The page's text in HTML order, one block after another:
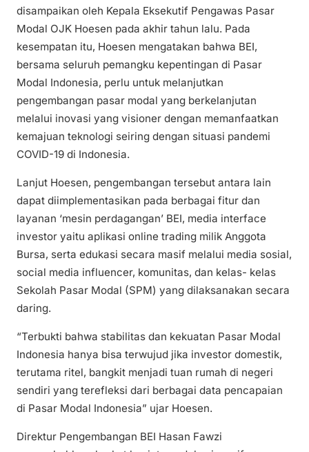
disampaikan oleh Kepala Eksekutif Pengawas Pasar
Modal OJK Hoesen pada akhir tahun lalu. Pada
kesempatan itu, Hoesen mengatakan bahwa BEI,
bersama seluruh pemangku kepentingan di Pasar
Modal Indonesia, perlu untuk melanjutkan
pengembangan pasar modal yang berkelanjutan
melalui inovasi yang visioner dengan memanfaatkan
kemajuan teknologi seiring dengan situasi pandemi
COVID-19 di Indonesia.
Lanjut Hoesen, pengembangan tersebut antara lain
dapat diimplementasikan pada berbagai fitur dan
layanan ‘mesin perdagangan’ BEI, media interface
investor yaitu aplikasi online trading milik Anggota
Bursa, serta edukasi secara masif melalui media sosial,
social media influencer, komunitas, dan kelas- kelas
Sekolah Pasar Modal (SPM) yang dilaksanakan secara
daring.
“Terbukti bahwa stabilitas dan kekuatan Pasar Modal
Indonesia hanya bisa terwujud jika investor domestik,
terutama ritel, bangkit menjadi tuan rumah di negeri
sendiri yang terefleksi dari berbagai data pencapaian
di Pasar Modal Indonesia” ujar Hoesen.
Direktur Pengembangan BEI Hasan Fawzi